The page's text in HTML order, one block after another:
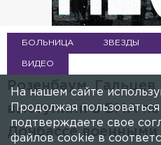
БОЛЬНИЦА ЗВЕЗДЫ
ВИДЕО
Розенбаум,
выступили в ВМА
Донбассе военными
На нашем сайте
Продолжая
подтверждаете свое
файлов cookie в